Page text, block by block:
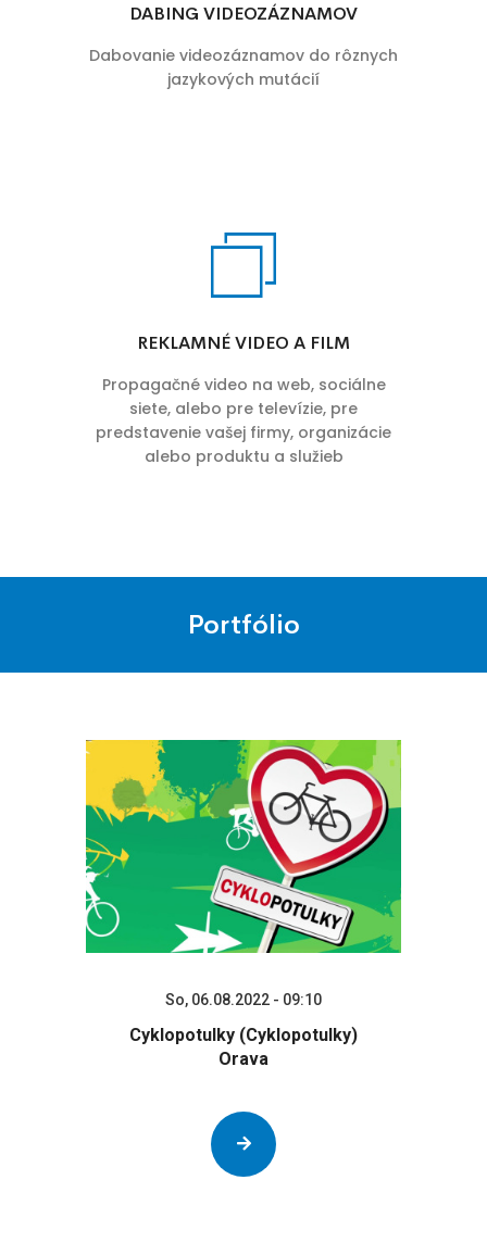
DABING VIDEOZÁZNAMOV
Dabovanie videozáznamov do rôznych
jazykových mutácií
REKLAMNÉ VIDEO A FILM
Propagačné video na web, sociálne
siete, alebo pre televízie, pre
predstavenie vašej firmy, organizácie
alebo produktu a služieb
Portfólio
So, 06.08.2022 - 09:10
Cyklopotulky (Cyklopotulky)
Orava